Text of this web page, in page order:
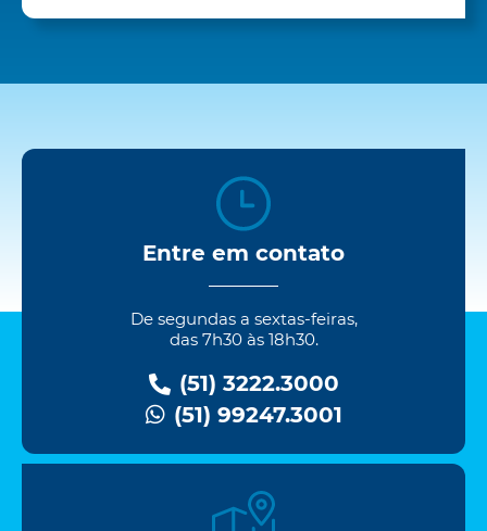
Entre em contato
De segundas a sextas-feiras,
das 7h30 às 18h30.
(51) 3222.3000
(51) 99247.3001